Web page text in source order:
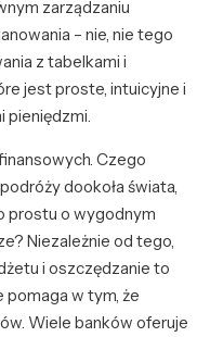
zarządzaniu
– nie, nie tego
z tabelkami i
jest proste, intuicyjne i
pieniędzmi.
Czego
dookoła świata,
prostu o wygodnym
Niezależnie od tego,
i oszczędzanie to
w tym, że
Wiele banków oferuje